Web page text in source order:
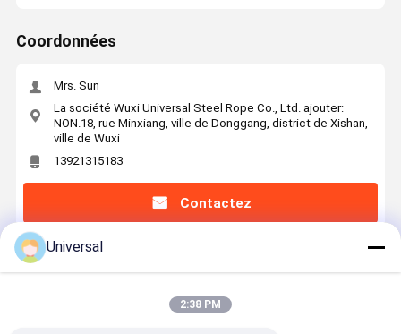
Coordonnées
Mrs. Sun
La société Wuxi Universal Steel Rope Co., Ltd. ajouter:
NON.18, rue Minxiang, ville de Donggang, district de Xishan,
ville de Wuxi
13921315183
Contactez
12 mm de diamètre nominal câble en acier
Universal
2:38 PM